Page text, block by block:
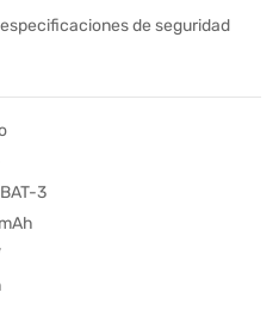
especificaciones de seguridad
3